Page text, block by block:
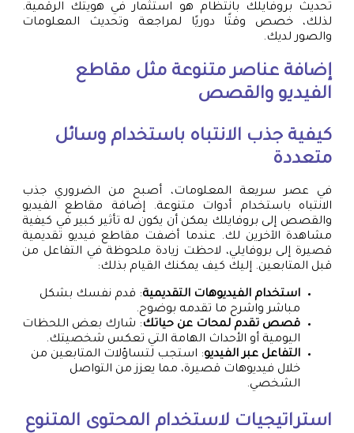
تحديث بروفايلك بانتظام هو استثمار في هويتك الرقمية.
لذلك، خصص وقتًا دوريًا لمراجعة وتحديث المعلومات
والصور لديك.
إضافة عناصر متنوعة مثل مقاطع
الفيديو والقصص
كيفية جذب الانتباه باستخدام وسائل
متعددة
في عصر سريعة المعلومات، أصبح من الضروري جذب
الانتباه باستخدام أدوات متنوعة. إضافة مقاطع الفيديو
والقصص إلى بروفايلك يمكن أن يكون له تأثير كبير في كيفية
مشاهدة الآخرين لك. عندما أضفت مقاطع فيديو تقديمية
قصيرة إلى بروفايلي، لاحظت زيادة ملحوظة في التفاعل من
قبل المتابعين. إليك كيف يمكنك القيام بذلك:
استخدام الفيديوهات التقديمية: قدم نفسك بشكل
مباشر واشرح ما تقدمه بوضوح.
قصص تقدم لمحات عن حياتك: شارك بعض اللحظات
اليومية أو الأحداث الهامة التي تعكس شخصيتك.
التفاعل عبر الفيديو: استجب لتساؤلات المتابعين من
خلال فيديوهات قصيرة، مما يعزز من التواصل
الشخصي.
استراتيجيات لاستخدام المحتوى المتنوع